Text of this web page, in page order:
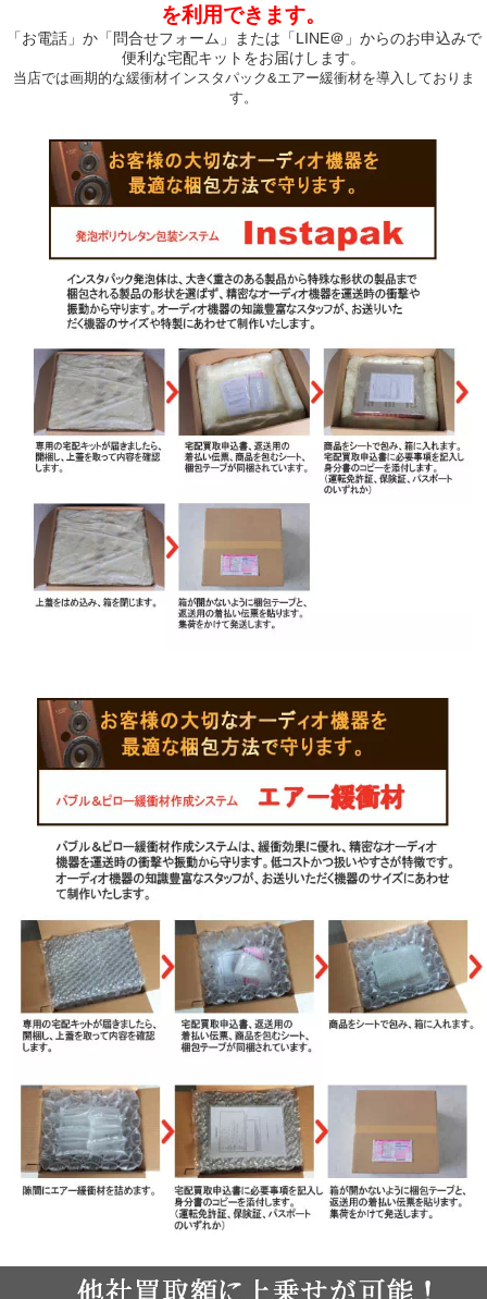
を利用できます。
「お電話」か「問合せフォーム」または「LINE＠」からのお申込みで
便利な宅配キットをお届けします。
当店では画期的な緩衝材インスタパック&エアー緩衝材を導入しておりま
す。